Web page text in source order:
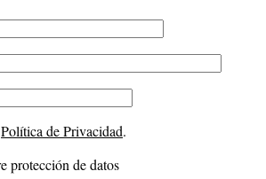
Política de Privacidad.
protección de datos